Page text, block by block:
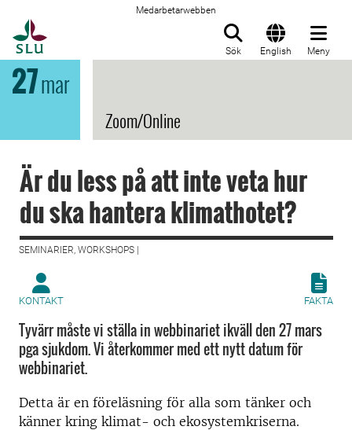
Medarbetarwebben
Sök English Meny
27mar
Zoom/Online
Är du less på att inte veta hur
du ska hantera klimathotet?
SEMINARIER, WORKSHOPS |
KONTAKT FAKTA
Tyvärr måste vi ställa in webbinariet ikväll den 27 mars
pga sjukdom. Vi återkommer med ett nytt datum för
webbinariet.
Detta är en föreläsning för alla som tänker och
känner kring klimat- och ekosystemkriserna.